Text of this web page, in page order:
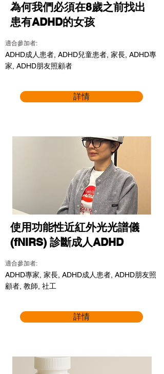
為何我們必須在8歲之前找出
患有ADHD的女孩
適合參加者:
ADHD成人患者, ADHD兒童患者, 家長, ADHD專
家, ADHD朋友照顧者
詳情
使用功能性近紅外光光譜儀
(fNIRS) 診斷成人ADHD
適合參加者:
ADHD專家, 家長, ADHD成人患者, ADHD朋友照
顧者, 教師, 社工
詳情